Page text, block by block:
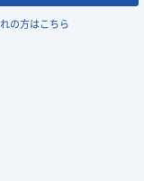
の方はこちら